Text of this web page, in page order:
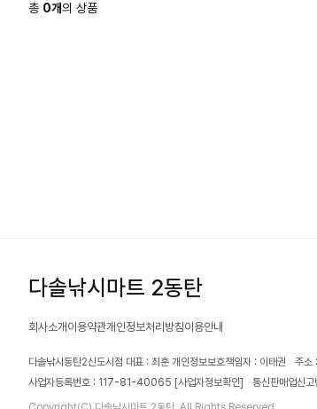
총 0개의 상품
다솔낚시마트 2동탄
회사소개 이용약관개인정보처리방침이용안내
다솔낚시동탄2신도시점 대표 : 최훈 개인정보보호책임자 : 이태권
주소
사업자등록번호 : 117-81-40065 [사업자정보확인] 통신판매업신